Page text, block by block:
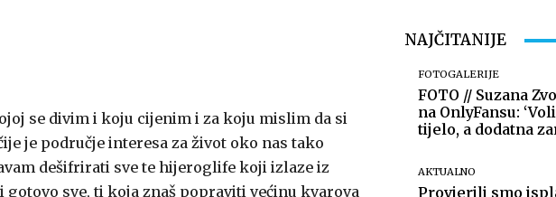
se divim i koju cijenim i za koju mislim da si
je područje interesa za život oko nas tako
dešifrirati sve te hijeroglife koji izlaze iz
sve, ti koja znaš popraviti većinu kvarova
NAJČITANIJE
FOTOGALERIJE
FOTO // Suzana
na OnlyFansu:
tijelo, a dodatna
AKTUALNO
Provjerili smo